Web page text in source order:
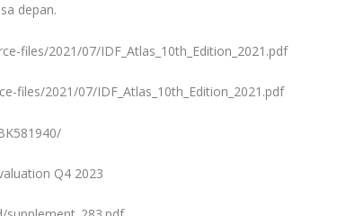
depan.
files/2021/07/IDF_Atlas_10th_Edition_2021.pdf
files/2021/07/IDF_Atlas_10th_Edition_2021.pdf
Q4 2023